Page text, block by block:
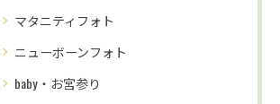
マタニティフォト
ニューボーンフォト
baby・お宮参り